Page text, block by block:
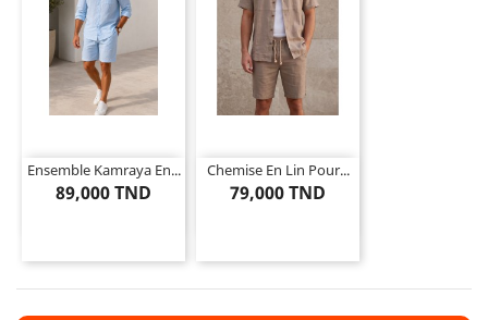
Ensemble Kamraya En...
89,000 TND
Chemise En Lin Pour...
79,000 TND